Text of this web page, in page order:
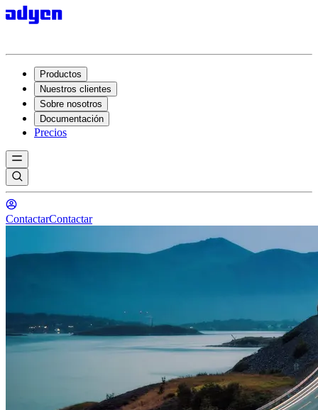
Productos
Nuestros clientes
Sobre nosotros
Documentación
Precios
ContactarContactar